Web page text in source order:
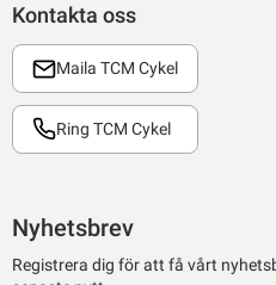
Kontakta oss
Maila TCM Cykel
Ring TCM Cykel
Nyhetsbrev
Registrera dig för att få vårt